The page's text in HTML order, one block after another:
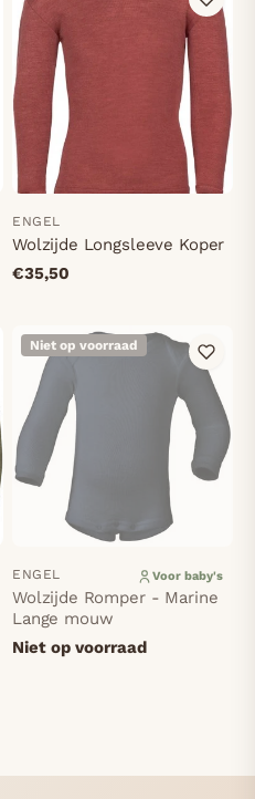
ENGEL
Wolzijde Longsleeve Koper
€35,50
Niet op voorraad
ENGEL Voor baby's
Wolzijde Romper - Marine
Lange mouw
Niet op voorraad